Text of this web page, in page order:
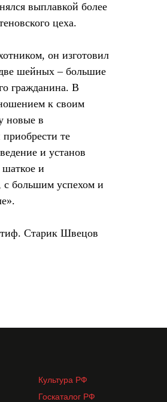
выплавкой более
цеха.
он изготовил
шейных – большие
гражданина. В
к своим
новые в
те
и установ
шаткое и
с большим успехом и
тиф. Старик Швецов
Культура РФ
Госкаталог РФ